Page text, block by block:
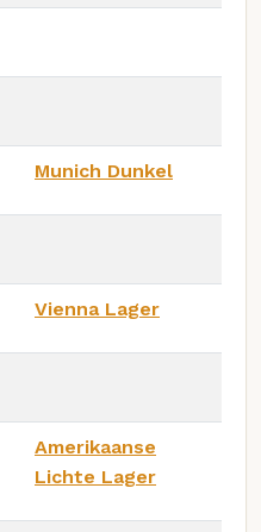
Munich Dunkel
Vienna Lager
Amerikaanse
Lichte Lager